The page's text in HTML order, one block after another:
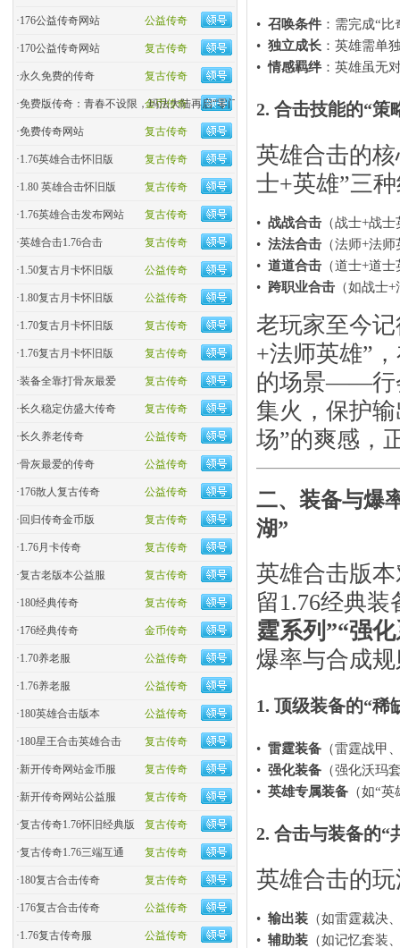
公益传奇
·176公益传奇网站
复古传奇
·170公益传奇网站
复古传奇
·永久免费的传奇
金币传奇
·免费版传奇：青春不设限，玛法大陆再启“零门槛”热血
复古传奇
·免费传奇网站
复古传奇
·1.76英雄合击怀旧版
复古传奇
·1.80 英雄合击怀旧版
复古传奇
·1.76英雄合击发布网站
复古传奇
·英雄合击1.76合击
公益传奇
·1.50复古月卡怀旧版
公益传奇
·1.80复古月卡怀旧版
复古传奇
·1.70复古月卡怀旧版
复古传奇
·1.76复古月卡怀旧版
复古传奇
·装备全靠打骨灰最爱
复古传奇
·长久稳定仿盛大传奇
公益传奇
·长久养老传奇
公益传奇
·骨灰最爱的传奇
公益传奇
·176散人复古传奇
复古传奇
· 回归传奇金币版
复古传奇
·1.76月卡传奇
复古传奇
·复古老版本公益服
复古传奇
·180经典传奇
金币传奇
·176经典传奇
公益传奇
·1.70养老服
公益传奇
·1.76养老服
公益传奇
·180英雄合击版本
复古传奇
·180星王合击英雄合击
复古传奇
·新开传奇网站金币服
复古传奇
·新开传奇网站公益服
复古传奇
·复古传奇1.76怀旧经典版
复古传奇
·复古传奇1.76三端互通
复古传奇
·180复古合击传奇
公益传奇
·176复古合击传奇
公益传奇
·1.76复古传奇服
• 召唤条件 ：需完成“
• 独立成长 ：英雄需单
• 情感羁绊：英雄虽无
2. 合击技能的“策
英雄合击的
士+英雄”三
• 战战合击 （战士+战
• 法法合击 （法师+法
• 道道合击 （道士+道
• 跨职业合击 （如战士
老玩家至今
+法师英雄”
的场景——行
集火，保护
场”的爽感，
二、装备与爆
湖”​
英雄合击版
留1.76经典
霆系列”“强
爆率与合成
1. 顶级装备的“稀
• 雷霆装备 （雷霆战甲
• 强化装备 （强化沃玛
• 英雄专属装备 （如“
2. 合击与装备的“
英雄合击的
• 输出装 （如雷霆裁决
• 辅助装 （如记忆套装